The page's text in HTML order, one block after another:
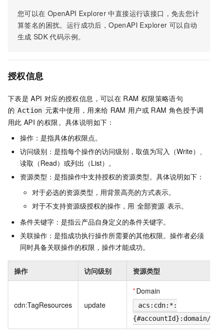
您可以在 OpenAPI Explorer 中直接运行该接口，免去您计
算签名的困扰。运行成功后，OpenAPI Explorer 可以自动
生成 SDK 代码示例。
授权信息
下表是 API 对应的授权信息，可以在 RAM 权限策略语句
的 Action 元素中使用，用来给 RAM 用户或 RAM 角色授予调
用此 API 的权限。具体说明如下：
操作：是指具体的权限点。
访问级别：是指每个操作的访问级别，取值为写入（Write）、
读取（Read）或列出（List）。
资源类型：是指操作中支持授权的资源类型。具体说明如下：
对于必选的资源类型，用背景高亮的方式表示。
对于不支持资源级授权的操作，用 全部资源 表示。
条件关键字：是指云产品自身定义的条件关键字。
关联操作：是指成功执行操作所需要的其他权限。操作者必须
同时具备关联操作的权限，操作才能成功。
操作 访问级别 资源类型
cdn:TagResources update
*Domain
acs:cdn:*:
{#accountId}:domain/